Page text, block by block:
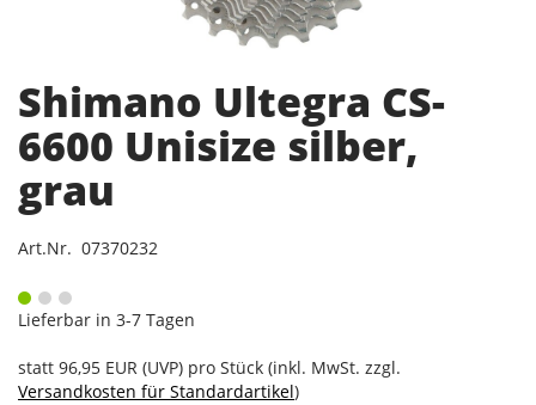
Shimano Ultegra CS-
6600 Unisize silber,
grau
Art.Nr. 07370232
Lieferbar in 3-7 Tagen
statt 96,95 EUR (UVP) pro Stück (inkl. MwSt. zzgl.
Versandkosten für Standardartikel)